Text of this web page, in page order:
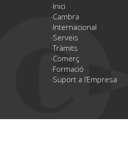
Inici
Cambra
Internacional
Serveis
Tràmits
Comerç
Formació
Suport a l’Empresa